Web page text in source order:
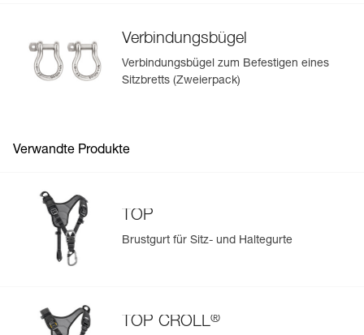
Verbindungsbügel
Verbindungsbügel zum Befestigen eines
Sitzbretts (Zweierpack)
Verwandte Produkte
TOP
Brustgurt für Sitz- und Haltegurte
TOP CROLL®